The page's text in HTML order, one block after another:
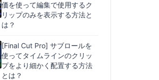
価を使って編集で使用するク
リップのみを表示する方法と
は？
[Final Cut Pro] サブロールを
使ってタイムラインのクリッ
プをより細かく配置する方法
とは？